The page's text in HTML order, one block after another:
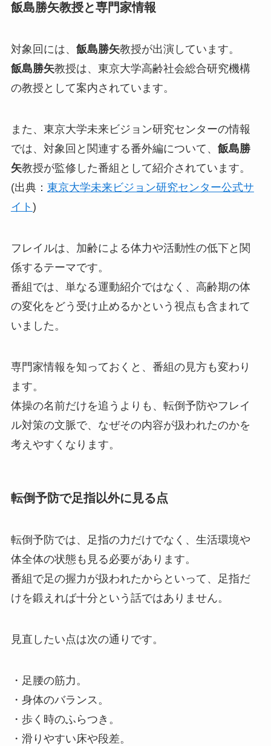
飯島勝矢教授と専門家情報
対象回には、 飯島勝矢教授が出演しています。
飯島勝矢教授は、東京大学高齢社会総合研究機構
の教授として案内されています。
また、東京大学未来ビジョン研究センターの情報
では、対象回と関連する番外編について、 飯島勝
矢教授が監修した番組として紹介されています。
(出典： 東京大学未来ビジョン研究センター公式サ
イト )
フレイルは、加齢による体力や活動性の低下と関
係するテーマです。
番組では、単なる運動紹介ではなく、高齢期の体
の変化をどう受け止めるかという視点も含まれて
いました。
専門家情報を知っておくと、番組の見方も変わり
ます。
体操の名前だけを追うよりも、転倒予防やフレイ
ル対策の文脈で、なぜその内容が扱われたのかを
考えやすくなります。
転倒予防で足指以外に見る点
転倒予防では、足指の力だけでなく、生活環境や
体全体の状態も見る必要があります。
番組で足の握力が扱われたからといって、足指だ
けを鍛えれば十分という話ではありません。
見直したい点は次の通りです。
・足腰の筋力。
・身体のバランス。
・歩く時のふらつき。
・滑りやすい床や段差。